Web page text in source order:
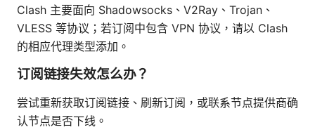
Clash 主要面向 Shadowsocks、V2Ray、Trojan、
VLESS 等协议；若订阅中包含 VPN 协议，请以 Clash
的相应代理类型添加。
订阅链接失效怎么办？
尝试重新获取订阅链接、刷新订阅，或联系节点提供商确
认节点是否下线。